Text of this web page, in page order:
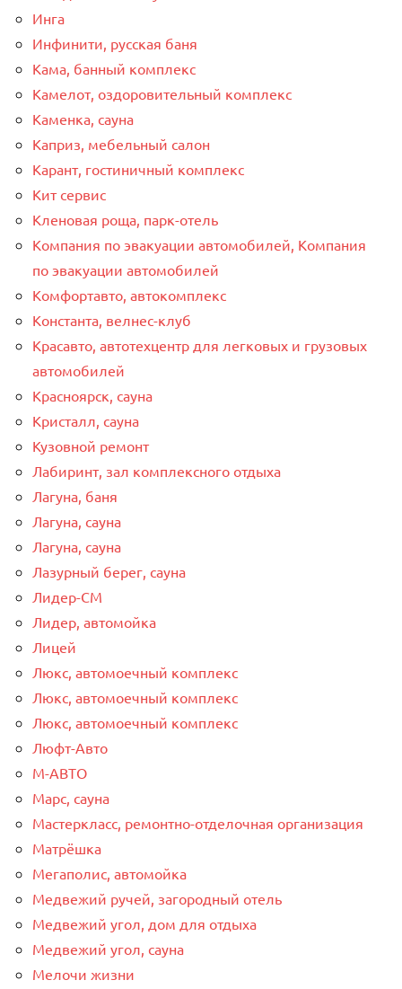
Инга
Инфинити, русская баня
Кама, банный комплекс
Камелот, оздоровительный комплекс
Каменка, сауна
Каприз, мебельный салон
Карант, гостиничный комплекс
Кит сервис
Кленовая роща, парк-отель
Компания по эвакуации автомобилей, Компания
по эвакуации автомобилей
Комфортавто, автокомплекс
Константа, велнес-клуб
Красавто, автотехцентр для легковых и грузовых
автомобилей
Красноярск, сауна
Кристалл, сауна
Кузовной ремонт
Лабиринт, зал комплексного отдыха
Лагуна, баня
Лагуна, сауна
Лагуна, сауна
Лазурный берег, сауна
Лидер-СМ
Лидер, автомойка
Лицей
Люкс, автомоечный комплекс
Люкс, автомоечный комплекс
Люкс, автомоечный комплекс
Люфт-Авто
М-АВТО
Марс, сауна
Мастеркласс, ремонтно-отделочная организация
Матрёшка
Мегаполис, автомойка
Медвежий ручей, загородный отель
Медвежий угол, дом для отдыха
Медвежий угол, сауна
Мелочи жизни